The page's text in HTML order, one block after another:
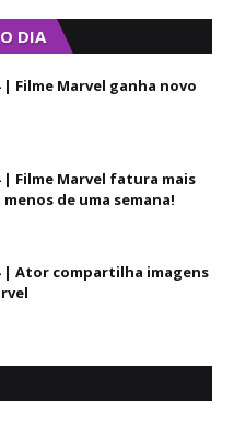
DIA
| Filme Marvel ganha novo
| Filme Marvel fatura mais
menos de uma semana!
| Ator compartilha imagens